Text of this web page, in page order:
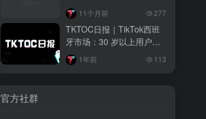
TikTok Shop 英美周榜出炉 美妆家居成
两大热销主力
精准涨粉变现就靠这篇
11个月前 277
TKTOC日报｜TikTok西班
牙市场：30 岁以上用户成
消费主力，女性引领
1年前 113
官方社群